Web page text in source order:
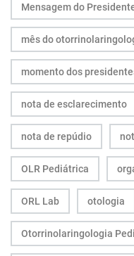
Mensagem do
mês do
momento dos
nota de esclarecimento
nota de repúdio
OLR Pediátrica
ORL Lab otologia
Otorrinolaringologia